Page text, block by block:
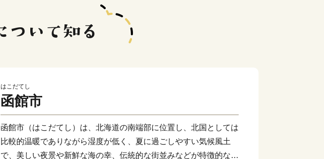
はこだてし
函館市
函館市（はこだてし）は、北海道の南端部に位置し、北国としては
比較的温暖でありながら湿度が低く、夏に過ごしやすい気候風土
で、美しい夜景や新鮮な海の幸、伝統的な街並みなどが特徴的なま